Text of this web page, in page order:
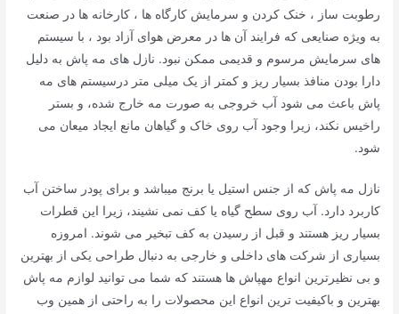
رطوبت ساز ، خنک کردن و سرمایش کارگاه ها ، کارخانه ها در صنعت
به ویژه صنایعی که فرایند آن ها در معرض هوای آزاد بود ، با سیستم
های سرمایش مرسوم و قدیمی ممکن نبود. نازل های مه پاش به دلیل
دارا بودن منافذ بسیار ریز و کمتر از یک میلی متر درسیستم های مه
پاش باعث می شود آب خروجی به صورت مه خارج شده، و بستر
راخیس نکند، زیرا وجود آب روی خاک و گیاهان مانع ایجاد میعان می
شود.
نازل مه پاش که از جنس استیل یا برنج می­باشد و برای پودر ساختن آب
کاربرد دارد. آب روی سطح گیاه یا کف نمی نشیند، زیرا این قطرات
بسیار ریز هستند و قبل از رسیدن به کف تبخیر می شوند. امروزه
بسیاری از شرکت های داخلی و خارجی به دنبال طراحی یکی از بهترین
و بی نظیرترین انواع مهپاش ها هستند که شما می توانید لوازم مه پاش
بهترین و باکیفیت ترین انواع این محصولات را به راحتی از همین وب